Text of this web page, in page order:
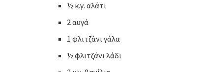
½ κ.γ. αλάτι
2 αυγά
1 φλιτζάνι γάλα
½ φλιτζάνι λάδι